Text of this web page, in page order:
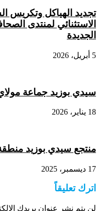
تجديد الهياكل وتكريس
الاستثنائي لمنتدى
الجديدة
5 أبريل، 2026
سيدي بوزيد جماعة مولاي
18 يناير، 2026
منتجع سيدي بوزيد منطقة
17 ديسمبر، 2025
اترك تعليقاً
لن يتم نشر عنوان بريدك